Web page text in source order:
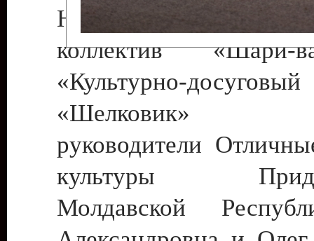
Народный цирковой
коллектив
«Культурно-
«Шелковик»
руководители
культуры
Молдавской